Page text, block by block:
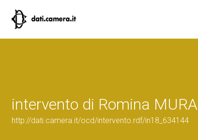
intervento di Romina MURA
http://dati.camera.it/ocd/intervento.rdf/in18_634144